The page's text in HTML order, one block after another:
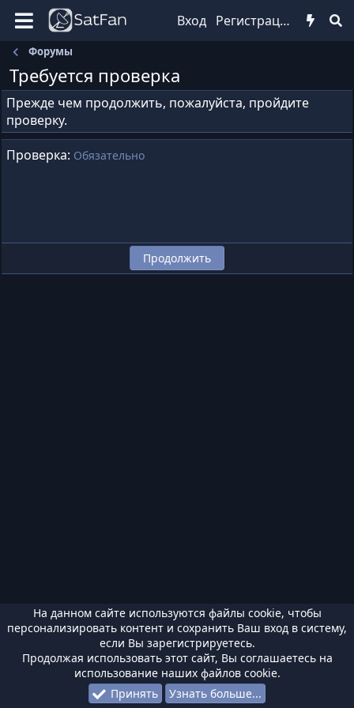
Вход Регистрация
Форумы
Требуется проверка
Прежде чем продолжить, пожалуйста, пройдите
проверку.
Проверка Обязательно
Продолжить
На данном сайте используются файлы cookie, чтобы
персонализировать контент и сохранить Ваш вход в систему,
если Вы зарегистрируетесь.
Продолжая использовать этот сайт, Вы соглашаетесь на
использование наших файлов cookie.
Принять
Узнать больше...